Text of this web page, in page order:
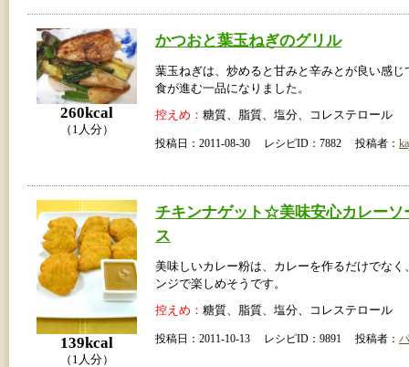
260kcal
（1人分）
かつおと葉玉ねぎのグリル
葉玉ねぎは、炒めると甘みと辛みとが良い感じ
食が進む一品になりました。
控えめ： 糖質、脂質、塩分、コレステロール
投稿日：2011-08-30 レシピID：7882 投稿者：
139kcal
（1人分）
チキンナゲット☆美味安心カレーソ
ス
美味しいカレー粉は、カレーを作るだけでなく
ンジで楽しめそうです。
控えめ： 糖質、脂質、塩分、コレステロール
投稿日：2011-10-13 レシピID：9891 投稿者：